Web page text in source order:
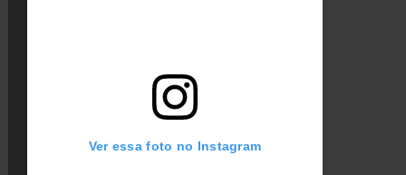
Ver essa foto no Instagram